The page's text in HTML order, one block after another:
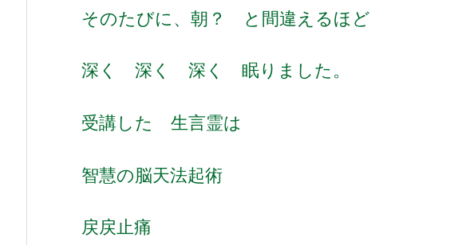
そのたびに、朝？ と間違えるほど
深く 深く 深く 眠りました。
受講した 生言霊は
智慧の脳天法起術
戻戻止痛